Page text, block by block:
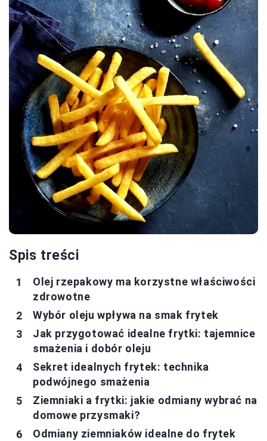
Spis treści
Olej rzepakowy ma korzystne właściwości
zdrowotne
Wybór oleju wpływa na smak frytek
Jak przygotować idealne frytki: tajemnice
smażenia i dobór oleju
Sekret idealnych frytek: technika
podwójnego smażenia
Ziemniaki a frytki: jakie odmiany wybrać na
domowe przysmaki?
Odmiany ziemniaków idealne do frytek